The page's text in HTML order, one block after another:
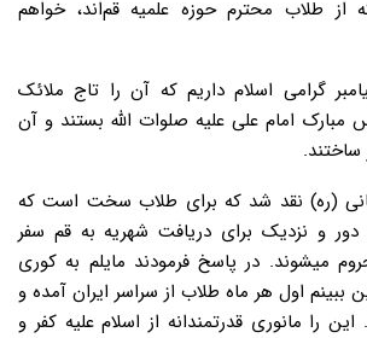
از طلاب محترم حوزه علمیه قم‌اند، خواهم
گرامی اسلام داریم که آن را تاج ملائک
مبارک امام علی علیه صلوات الله بستند و آن
(ره) نقد شد که برای طلاب سخت است که
دور و نزدیک برای دریافت شهریه به قم سفر
میشوند. در پاسخ فرمودند مایلم به کوری
اول هر ماه طلاب از سراسر ایران آمده و
را مانوری قدرتمندانه از اسلام علیه کفر و